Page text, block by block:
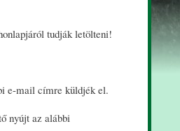
tudják letölteni!
e-mail címre küldjék el.
nyújt az alábbi